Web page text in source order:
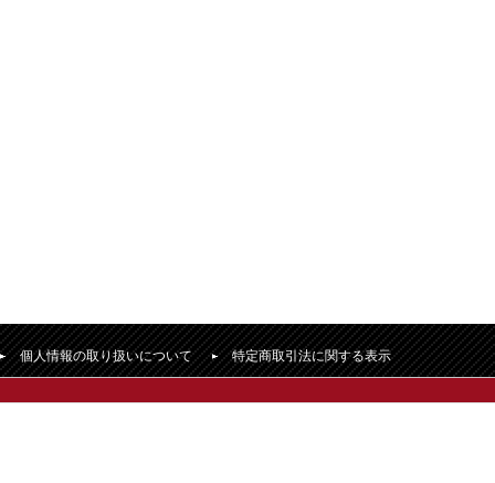
個人情報の取り扱いについて 特定商取引法に関する表示